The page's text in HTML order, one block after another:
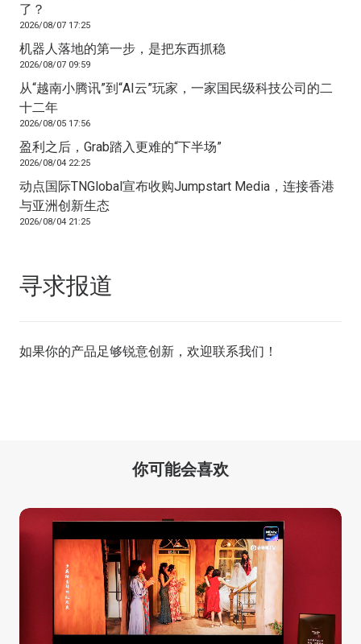
了？
2026/08/07 17:25
机器人落地的第一步，是把东西抓稳
2026/08/07 09:59
从“越南小腾讯”到“AI云”玩家，一家国民级科技公司的二
十二年
2026/08/05 17:56
盈利之后，Grab踏入更难的“下半场”
2026/08/04 22:25
动点国际TNGlobal宣布收购Jumpstart Media，连接香港
与亚洲创新生态
2026/08/04 21:25
寻求报道
如果你的产品足够锐意创新，欢迎联系我们 ！
你可能会喜欢